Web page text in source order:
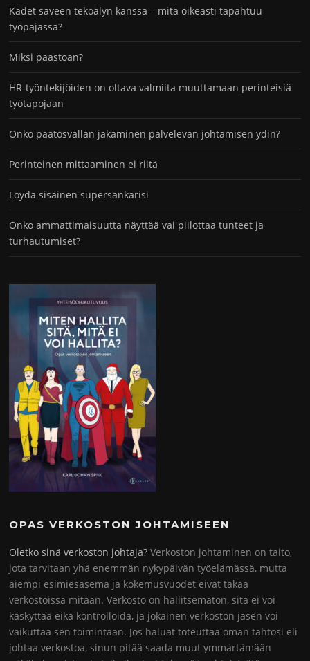
Kädet saveen tekoälyn kanssa – mitä oikeasti tapahtuu
työpajassa?
Miksi paastoan?
HR-työntekijöiden on oltava valmiita muuttamaan perinteisiä
työtapojaan
Onko päätösvallan jakaminen palvelevan johtamisen ydin?
Perinteinen mittaaminen ei riitä
Löydä sisäinen supersankarisi
Onko ammattimaisuutta näyttää vai piilottaa tunteet ja
turhautumiset?
OPAS VERKOSTON JOHTAMISEEN
Oletko sinä verkoston johtaja? Verkoston johtaminen on taito,
jota tarvitaan yhä enemmän nykypäivän työelämässä, mutta
aiempi esimiesasema ja kokemusvuodet eivät takaa
verkostoissa mitään. Verkosto on hallitsematon, sitä ei voi
käskyttää eikä kontrolloida, ja jokainen verkoston jäsen voi
vaikuttaa sen toimintaan. Jos haluat toteuttaa oman tahtosi eli
johtaa verkostoa, sinun pitää saada muut ymmärtämään